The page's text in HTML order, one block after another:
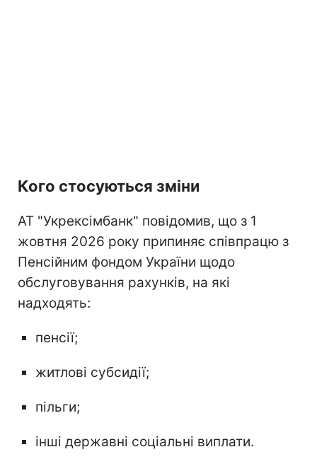
Кого стосуються зміни
АТ "Укрексімбанк" повідомив, що з 1
жовтня 2026 року припиняє співпрацю з
Пенсійним фондом України щодо
обслуговування рахунків, на які
надходять:
пенсії;
житлові субсидії;
пільги;
інші державні соціальні виплати.